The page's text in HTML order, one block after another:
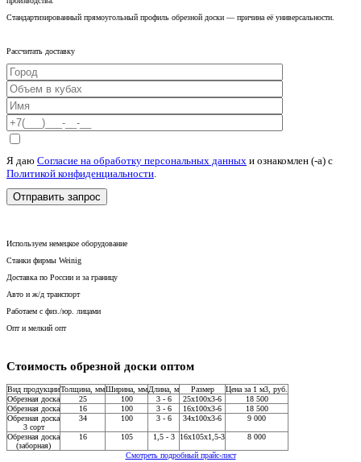
Стандартизированный прямоугольный профиль обрезной доски — причина её универсальности.
Рассчитать доставку
Я даю Согласие на обработку персональных данных и ознакомлен (-а) c
Политикой конфиденциальности
Используем немецкое оборудование
Станки фирмы Weinig
Доставка по России и за границу
Авто и ж/д транспорт
Работаем с физ./юр. лицами
Опт и мелкий опт
Стоимость обрезной доски оптом
Вид продукцииТолщина, ммШирина, ммДлина, м Размер
Цена за 1 м3, руб.
Обрезная доска
25 100 3 - 6 25x100x3-6
18 500
Обрезная доска
16 100 3 - 6 16x100x3-6
18 500
Обрезная доска
3 сорт
34 100 3 - 6 34x100x3-6 9 000
Обрезная доска
(заборная)
16 105 1,5 - 3 16x105x1,5-3 8 000
Смотреть подробный прайс-лист